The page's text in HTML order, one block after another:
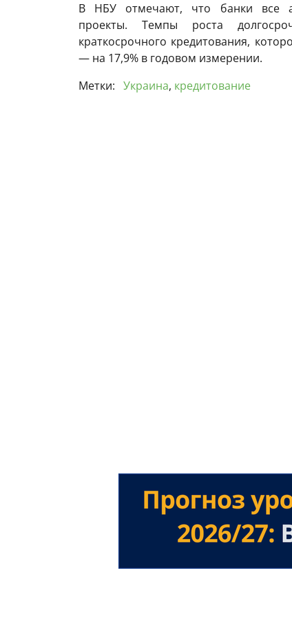
В НБУ отмечают, что банки все
проекты. Темпы роста
краткосрочного кредитования,
— на 17,9% в годовом измерении.
Метки: Украина, кредитование